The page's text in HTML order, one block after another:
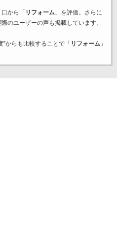
から「 リフォーム」を評価。さらに
のユーザーの声も掲載しています。
からも比較することで「 リフォーム」